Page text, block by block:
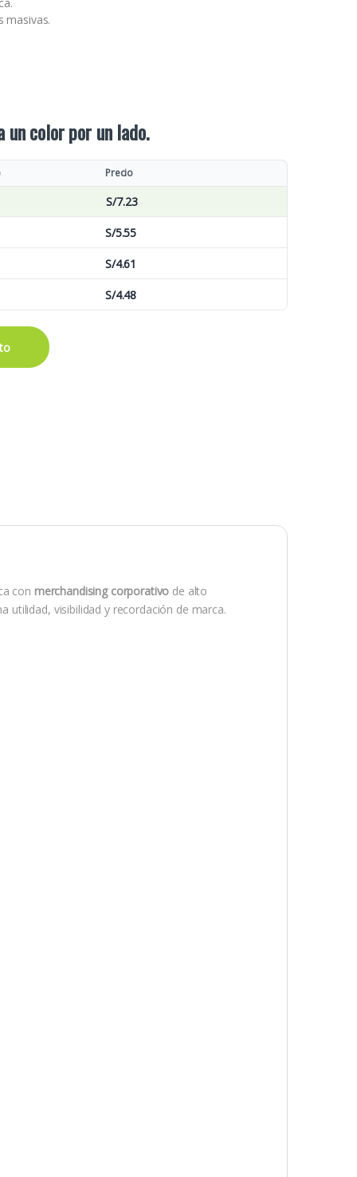
masivas.
un color por un lado.
Precio
S/7.23
S/5.55
S/4.61
S/4.48
con merchandising corporativo de alto
utilidad, visibilidad y recordación de marca.